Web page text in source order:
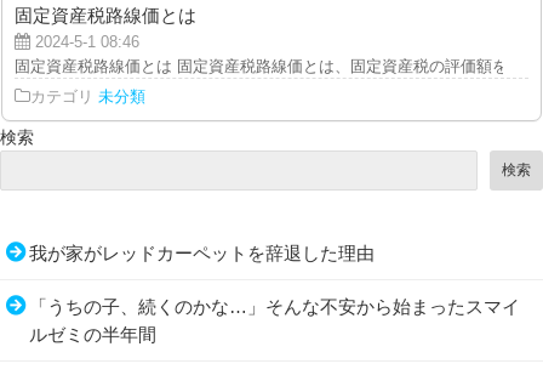
固定資産税路線価とは
2024-5-1 08:46
固定資産税路線価とは 固定資産税路線価とは、固定資産税の評価額を計
カテゴリ 未分類
検索
検索
我が家がレッドカーペットを辞退した理由
「うちの子、続くのかな…」そんな不安から始まったスマイ
ルゼミの半年間